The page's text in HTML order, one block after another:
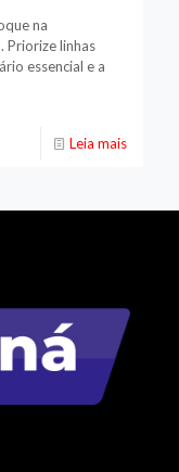
na
Priorize linhas
essencial e a
Leia mais